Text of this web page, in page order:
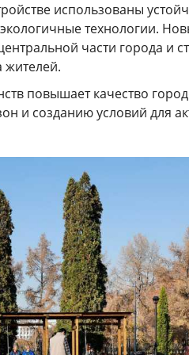
использованы
технологии.
части города и
жителей.
повышает качество
и созданию условий для